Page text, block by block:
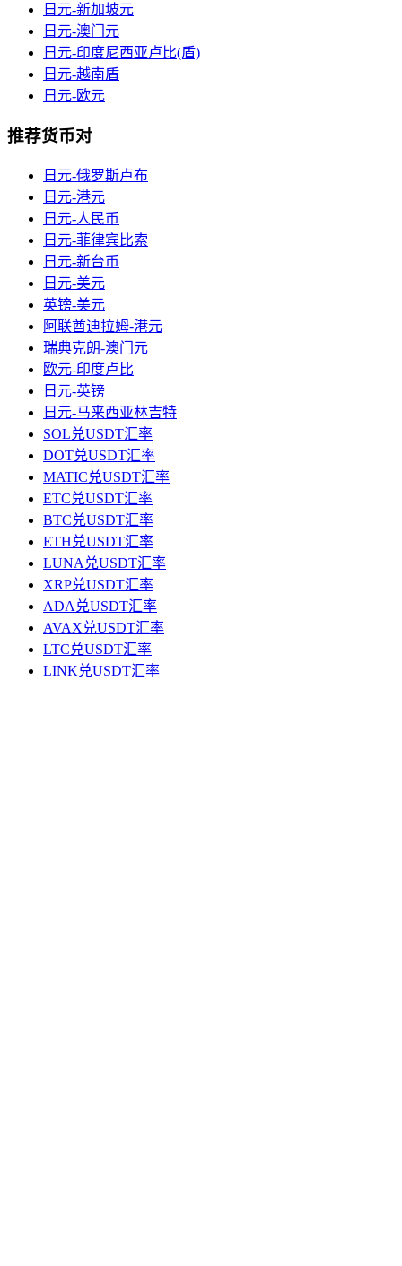
日元-新加坡元
日元-澳门元
日元-印度尼西亚卢比(盾)
日元-越南盾
日元-欧元
推荐货币对
日元-俄罗斯卢布
日元-港元
日元-人民币
日元-菲律宾比索
日元-新台币
日元-美元
英镑-美元
阿联酋迪拉姆-港元
瑞典克朗-澳门元
欧元-印度卢比
日元-英镑
日元-马来西亚林吉特
SOL兑USDT汇率
DOT兑USDT汇率
MATIC兑USDT汇率
ETC兑USDT汇率
BTC兑USDT汇率
ETH兑USDT汇率
LUNA兑USDT汇率
XRP兑USDT汇率
ADA兑USDT汇率
AVAX兑USDT汇率
LTC兑USDT汇率
LINK兑USDT汇率